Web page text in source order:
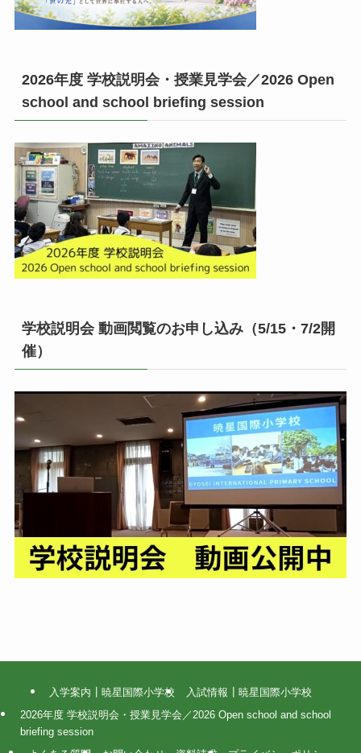
2026年度 学校説明会・授業見学会／2026 Open
school and school briefing session
学校説明会 動画閲覧のお申し込み（5/15・7/2開
催）
入学案内┃暁星国際小学校
入試情報┃暁星国際小学校
2026年度 学校説明会・授業見学会／2026 Open school and school
briefing session